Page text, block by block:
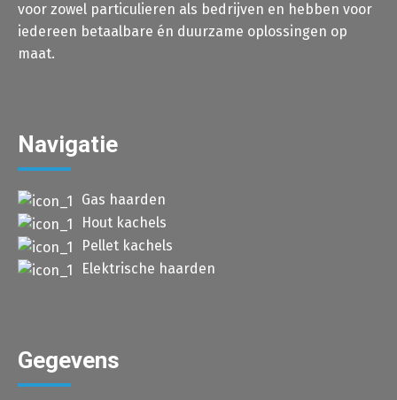
voor zowel particulieren als bedrijven en hebben voor
iedereen betaalbare én duurzame oplossingen op
maat.
Navigatie
Gas haarden
Hout kachels
Pellet kachels
Elektrische haarden
Gegevens